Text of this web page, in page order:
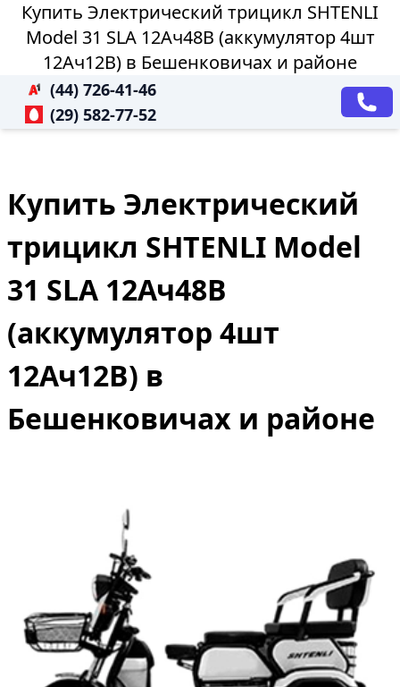
Купить Электрический трицикл SHTENLI
Model 31 SLA 12Ач48В (аккумулятор 4шт
12Ач12В) в Бешенковичах и районе
(44) 726-41-46
(29) 582-77-52
Купить Электрический
трицикл SHTENLI Model
31 SLA 12Ач48В
(аккумулятор 4шт
12Ач12В) в
Бешенковичах и районе